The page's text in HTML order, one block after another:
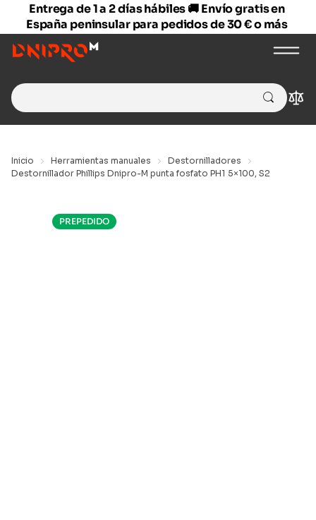
Entrega de 1 a 2 días hábiles 🚚 Envío gratis en
España peninsular para pedidos de 30 € o más
Search
for:
Inicio Herramientas manuales
Destornilladores
Destornillador Phillips Dnipro-M punta fosfato PH1 5×100, S2
PREPEDIDO